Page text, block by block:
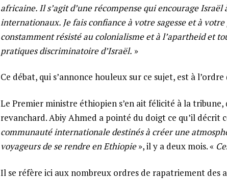
africaine. Il s’agit d’une récompense qui encourage
internationaux. Je fais confiance à votre sagesse et à
constamment résisté au colonialisme et à l’apartheid et
pratiques discriminatoire d’Israël. »
Ce débat, qui s’annonce houleux sur ce sujet, est à
Le Premier ministre éthiopien s’en ait félicité à la tribune,
revanchard. Abiy Ahmed a pointé du doigt ce qu’il décrit
communauté internationale destinés à créer une
voyageurs de se rendre en Ethiopie», il y a deux mois. «
Il se réfère ici aux nombreux ordres de rapatriement des